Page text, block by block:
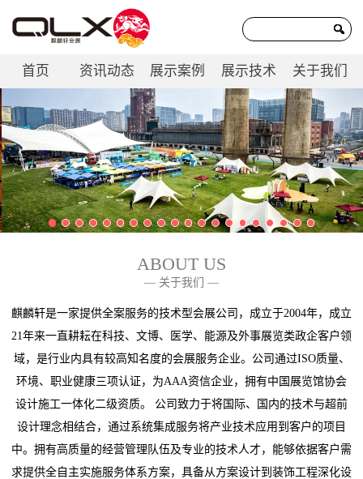
首页 资讯动态 展示案例 展示技术 关于我们
联系我们
ABOUT US
— 关于我们 —
麒麟轩是一家提供全案服务的技术型会展公司，成立于2004年，成立
21年来一直耕耘在科技、文博、医学、能源及外事展览类政企客户领
域，是行业内具有较高知名度的会展服务企业。公司通过ISO质量、
环境、职业健康三项认证，为AAA资信企业，拥有中国展览馆协会
设计施工一体化二级资质。 公司致力于将国际、国内的技术与超前
设计理念相结合，通过系统集成服务将产业技术应用到客户的项目
中。拥有高质量的经营管理队伍及专业的技术人才，能够依据客户需
求提供全自主实施服务体系方案，具备从方案设计到装饰工程深化设